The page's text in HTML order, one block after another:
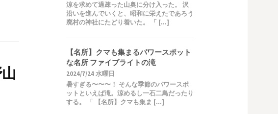
涼を求めて過疎った山奥に分け入った。 沢
沿いを進んでいくと、昭和に栄えたであろう
廃村の神社にたどり着いた。 「 […]
【名所】クマも集まるパワースポット
な名所 ファイブライトの滝
2024/7/24 水曜日
暑すぎる〜〜〜！ そんな季節のパワースポ
ットといえば滝。涼めるし一石二鳥だったり
する。 「 【名所】クマも集ま […]